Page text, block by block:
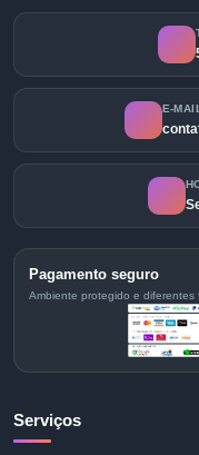
E-MAIL
Pagamento seguro
Ambiente protegido e diferentes
Serviços